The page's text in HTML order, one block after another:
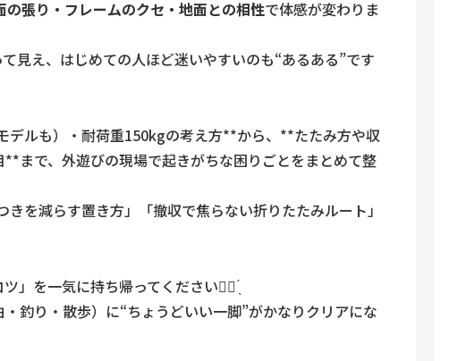
の張り・フレームのクセ・地面との相性で体感が変わりま
見え、はじめての人ほど迷いやすいのも“あるある”です
ルも）・耐荷重150kgの考え方**から、**たたみ方や収
まで、外遊びの現場で起きがちな困りごとをまとめて整
を減らす置き方」「撤収で焦らない折りたたみルート」
」を一気に持ち帰ってください☝🏻
釣り・散歩）に“ちょうどいい一脚”がかなりクリアにな